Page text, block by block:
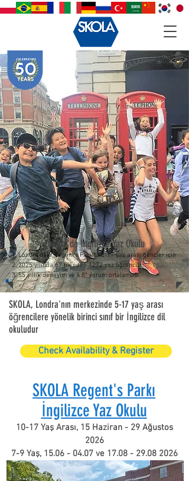
Londra'da İngilizce Yaz Okulu
1. Londra'daki Regent's Park'ta 5-17 yaş arası gençler için
2. 2025 yılında 67 ülkeden 1272 yaz öğrencisi
3. 55 yıllık deneyim ve 4.8* yorum ortalaması.
SKOLA, Londra'nın merkezinde 5-17 yaş arası
öğrencilere yönelik birinci sınıf bir İngilizce dil
okuludur
Check Availability & Register
SKOLA Regent's Parkı
İngilizce Yaz Okulu
10-17 Yaş Arası, 15 Haziran - 29 Ağustos
2026
7-9 Yaş, 15.06 - 04.07 ve 17.08 - 29.08 2026